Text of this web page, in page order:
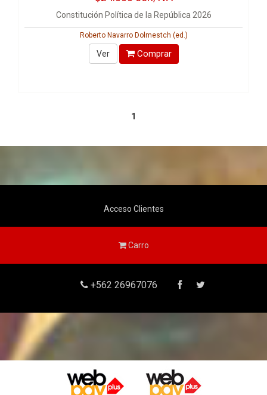
Constitución Política de la República 2026
Roberto Navarro Dolmestch (ed.)
Ver Comprar
1
Acceso Clientes
Carro
+562 26967076